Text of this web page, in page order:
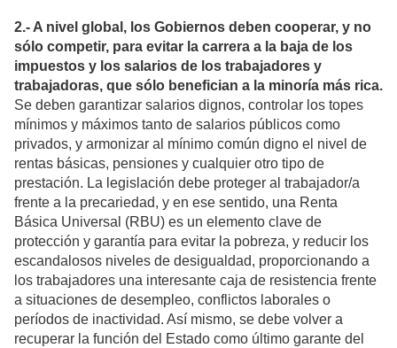
2.- A nivel global, los Gobiernos deben cooperar, y no
sólo competir, para evitar la carrera a la baja de los
impuestos y los salarios de los trabajadores y
trabajadoras, que sólo benefician a la minoría más rica.
Se deben garantizar salarios dignos, controlar los topes
mínimos y máximos tanto de salarios públicos como
privados, y armonizar al mínimo común digno el nivel de
rentas básicas, pensiones y cualquier otro tipo de
prestación. La legislación debe proteger al trabajador/a
frente a la precariedad, y en ese sentido, una Renta
Básica Universal (RBU) es un elemento clave de
protección y garantía para evitar la pobreza, y reducir los
escandalosos niveles de desigualdad, proporcionando a
los trabajadores una interesante caja de resistencia frente
a situaciones de desempleo, conflictos laborales o
períodos de inactividad. Así mismo, se debe volver a
recuperar la función del Estado como último garante del